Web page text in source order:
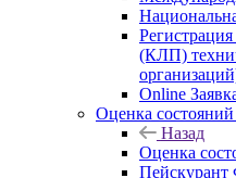
(КЛП)
Online
Оценка
Назад
Оценка